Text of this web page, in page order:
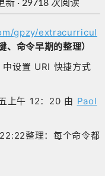
新 · 29718 次阅读
gpzy/extracurricul
、命令早期的整理）
设置 URI 快捷方式
上午 12：20 由 Paol
整理：每个命令都